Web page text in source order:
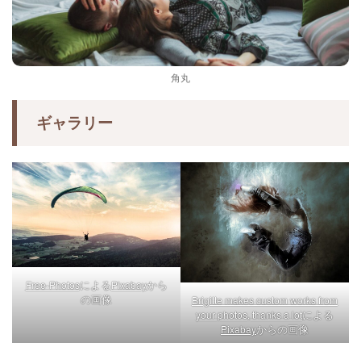
角丸
ギャラリー
Free-PhotosによるPixabayから
の画像
Brigitte makes custom works from
your photos, thanks a lotによる
Pixabayからの画像